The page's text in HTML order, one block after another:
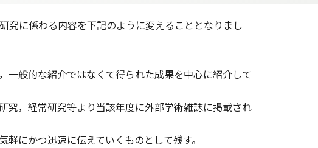
に係わる内容を下記のように変えることとなりまし
般的な紹介ではなくて得られた成果を中心に紹介して
究，経常研究等より当該年度に外部学術雑誌に掲載され
にかつ迅速に伝えていくものとして残す。